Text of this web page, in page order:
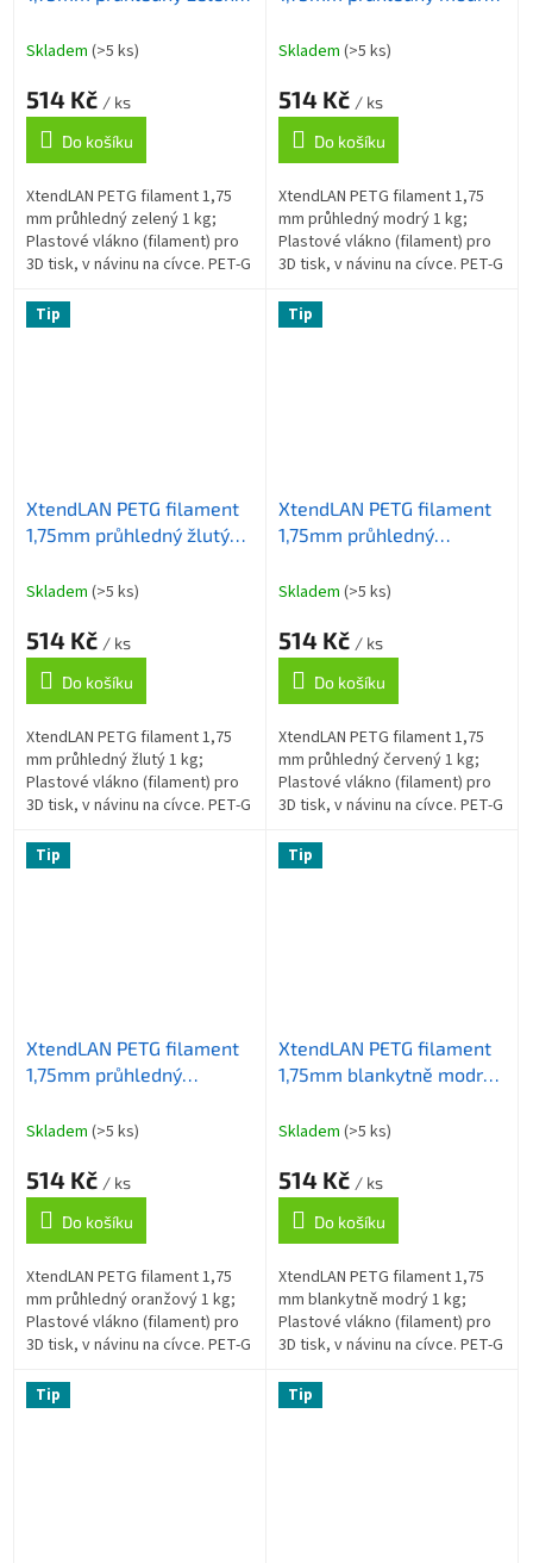
Skladem (>5 ks)
514 Kč / ks
Do košíku
XtendLAN PETG filament 1,75
mm průhledný zelený 1 kg;
Plastové vlákno (filament) pro
3D tisk, v návinu na cívce. PET-G
modifikovaný) je materiál...
Skladem (>5 ks)
514 Kč / ks
Do košíku
XtendLAN PETG filament 1,75
mm průhledný modrý 1 kg;
Plastové vlákno (filament) pro
3D tisk, v návinu na cívce. PET-G
modifikovaný) je materiál...
Tip
XtendLAN PETG filament
1,75mm průhledný žlutý
Skladem (>5 ks)
514 Kč / ks
Do košíku
XtendLAN PETG filament 1,75
mm průhledný žlutý 1 kg;
Plastové vlákno (filament) pro
3D tisk, v návinu na cívce. PET-G
modifikovaný) je materiál...
Tip
XtendLAN PETG filament
1,75mm průhledný
Skladem (>5 ks)
514 Kč / ks
Do košíku
XtendLAN PETG filament 1,75
mm průhledný červený 1 kg;
Plastové vlákno (filament) pro
3D tisk, v návinu na cívce. PET-G
modifikovaný) je materiál...
Tip
XtendLAN PETG filament
1,75mm průhledný
Skladem (>5 ks)
514 Kč / ks
Do košíku
XtendLAN PETG filament 1,75
mm průhledný oranžový 1 kg;
Plastové vlákno (filament) pro
3D tisk, v návinu na cívce. PET-G
modifikovaný) je materiál...
Tip
XtendLAN PETG filament
1,75mm blankytně modrý
Skladem (>5 ks)
514 Kč / ks
Do košíku
XtendLAN PETG filament 1,75
mm blankytně modrý 1 kg;
Plastové vlákno (filament) pro
3D tisk, v návinu na cívce. PET-G
modifikovaný) je materiál...
Tip Tip